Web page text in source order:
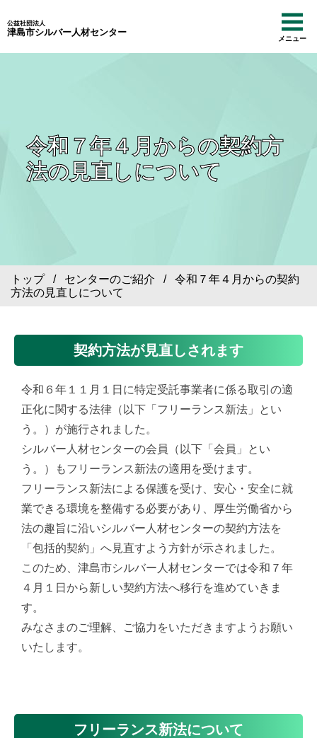
公益社団法人
津島市シルバー人材センター
メニュー
令和７年４月からの契約方
法の見直しについて
トップ/ センターのご紹介 / 令和７年４月からの契約
方法の見直しについて
契約方法が見直しされます
令和６年１１月１日に特定受託事業者に係る取引の適
正化に関する法律（以下「フリーランス新法」とい
う。）が施行されました。
シルバー人材センターの会員（以下「会員」とい
う。）もフリーランス新法の適用を受けます。
フリーランス新法による保護を受け、安心・安全に就
業できる環境を整備する必要があり、厚生労働省から
法の趣旨に沿いシルバー人材センターの契約方法を
「包括的契約」へ見直すよう方針が示されました。
このため、津島市シルバー人材センターでは令和７年
４月１日から新しい契約方法へ移行を進めていきま
す。
みなさまのご理解、ご協力をいただきますようお願い
いたします。
フリーランス新法について